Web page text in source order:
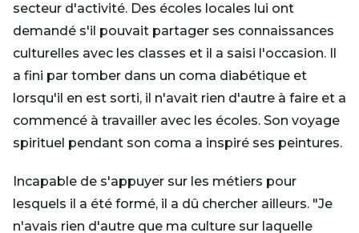
secteur d'activité. Des écoles locales lui ont
demandé s'il pouvait partager ses connaissances
culturelles avec les classes et il a saisi l'occasion. Il
a fini par tomber dans un coma diabétique et
lorsqu'il en est sorti, il n'avait rien d'autre à faire et a
commencé à travailler avec les écoles. Son voyage
spirituel pendant son coma a inspiré ses peintures.
Incapable de s'appuyer sur les métiers pour
lesquels il a été formé, il a dû chercher ailleurs. "Je
n'avais rien d'autre que ma culture sur laquelle